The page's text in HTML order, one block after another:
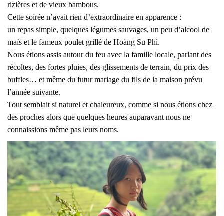
rizières et de vieux bambous.
Cette soirée n’avait rien d’extraordinaire en apparence :
un repas simple, quelques légumes sauvages, un peu d’alcool de
maïs et le fameux poulet grillé de Hoàng Su Phì.
Nous étions assis autour du feu avec la famille locale, parlant des
récoltes, des fortes pluies, des glissements de terrain, du prix des
buffles… et même du futur mariage du fils de la maison prévu
l’année suivante.
Tout semblait si naturel et chaleureux, comme si nous étions chez
des proches alors que quelques heures auparavant nous ne
connaissions même pas leurs noms.